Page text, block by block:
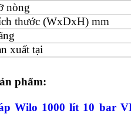
nòng
thước (WxDxH) mm
xuất tại
phẩm:
Wilo 1000 lít 10 bar